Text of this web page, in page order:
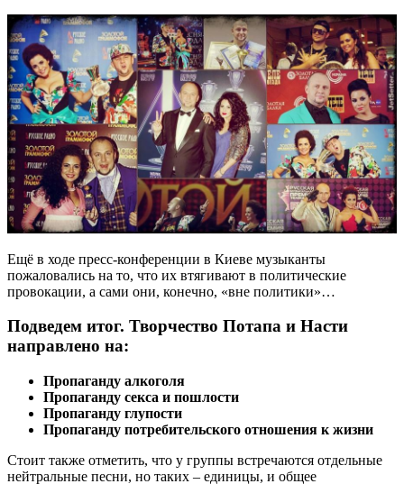
Ещё в ходе пресс-конференции в Киеве музыканты
пожаловались на то, что их втягивают в политические
провокации, а сами они, конечно, «вне политики»…
Подведем итог. Творчество Потапа и Насти
направлено на:
Пропаганду алкоголя
Пропаганду секса и пошлости
Пропаганду глупости
Пропаганду потребительского отношения к жизни
Стоит также отметить, что у группы встречаются отдельные
нейтральные песни, но таких – единицы, и общее